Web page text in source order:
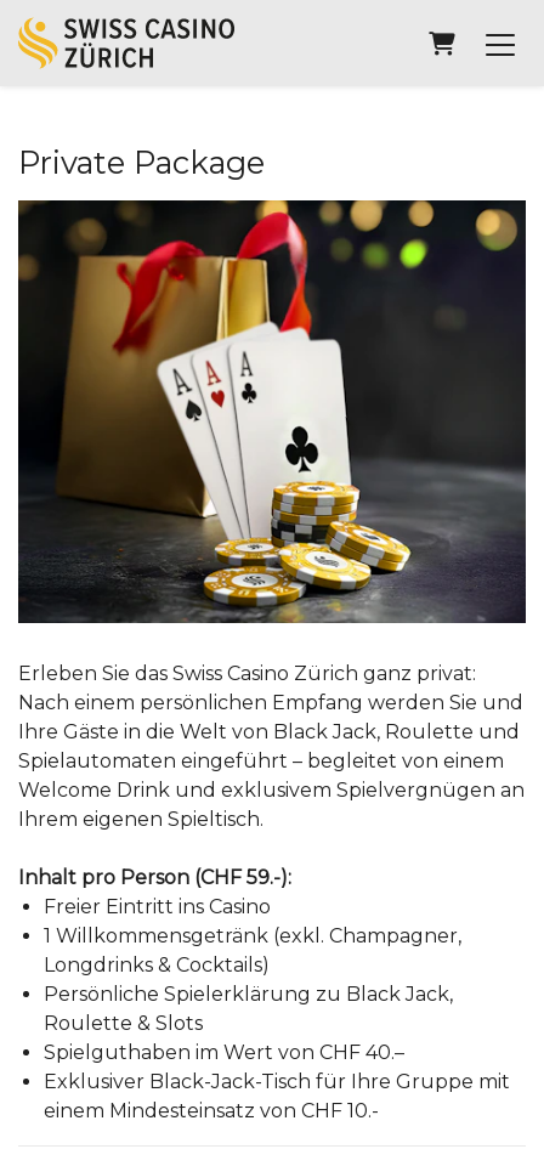
Private Package
Erleben Sie das Swiss Casino Zürich ganz privat:
Nach einem persönlichen Empfang werden Sie und
Ihre Gäste in die Welt von Black Jack, Roulette und
Spielautomaten eingeführt – begleitet von einem
Welcome Drink und exklusivem Spielvergnügen an
Ihrem eigenen Spieltisch.
Inhalt pro Person (CHF 59.-):
Freier Eintritt ins Casino
1 Willkommensgetränk (exkl. Champagner,
Longdrinks & Cocktails)
Persönliche Spielerklärung zu Black Jack,
Roulette & Slots
Spielguthaben im Wert von CHF 40.–
Exklusiver Black-Jack-Tisch für Ihre Gruppe mit
einem Mindesteinsatz von CHF 10.-